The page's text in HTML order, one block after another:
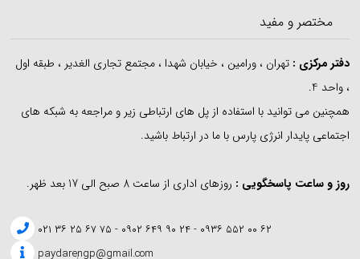
مختصر و مفید
دفتر مرکزی : تهران ، ورامین ، خیابان شهدا ، مجتمع تجاری الغدیر ، طبقه اول
، واحد 4.
همچنین می توانید با استفاده از پل های ارتباطی زیر و مراجعه به شبکه های
اجتماعی پایدار انرژی پارس با ما در ارتباط باشید.
روز و ساعت پاسخگویی : روزهای اداری از ساعت 8 صبح الی 17 بعد ظهر.
۶۲ ۰۰ ۵۵۲ ۰۹۳۶ - ۲۴ ۹۰ ۶۴۹ ۰۹۰۲ - ۷۵ ۶۷ ۲۵ ۳۶ ۰۲۱
paydarengp@gmail.com